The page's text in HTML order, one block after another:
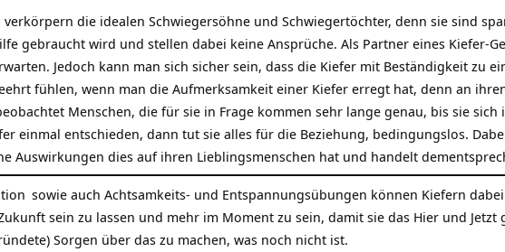
verkörpern die idealen Schwiegersöhne und Schwiegertöchter, denn sie sind
gebraucht wird und stellen dabei keine Ansprüche. Als Partner eines Kiefer-
Jedoch kann man sich sicher sein, dass die Kiefer mit Beständigkeit zu
fühlen, wenn man die Aufmerksamkeit einer Kiefer erregt hat, denn an
Menschen, die für sie in Frage kommen sehr lange genau, bis sie sich
einmal entschieden, dann tut sie alles für die Beziehung, bedingungslos.
Auswirkungen dies auf ihren Lieblingsmenschen hat und handelt
sowie auch Achtsamkeits- und Entspannungsübungen können Kiefern
sein zu lassen und mehr im Moment zu sein, damit sie das Hier und
Sorgen über das zu machen, was noch nicht ist.